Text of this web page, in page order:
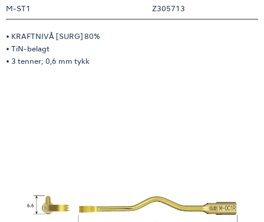
M-ST1 Z305713
• KRAFTNIVÅ [SURG] 80%
• TiN-belagt
• 3 tenner; 0,6 mm tykk